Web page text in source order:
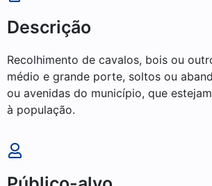
Descrição
Recolhimento de cavalos, bois ou
médio e grande porte, soltos ou
ou avenidas do município, que
à população.